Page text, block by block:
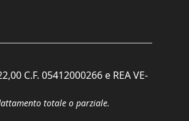
C.F. 05412000266 e REA VE-
totale o parziale.